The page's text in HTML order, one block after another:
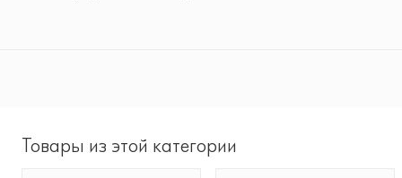
Товары из этой категории